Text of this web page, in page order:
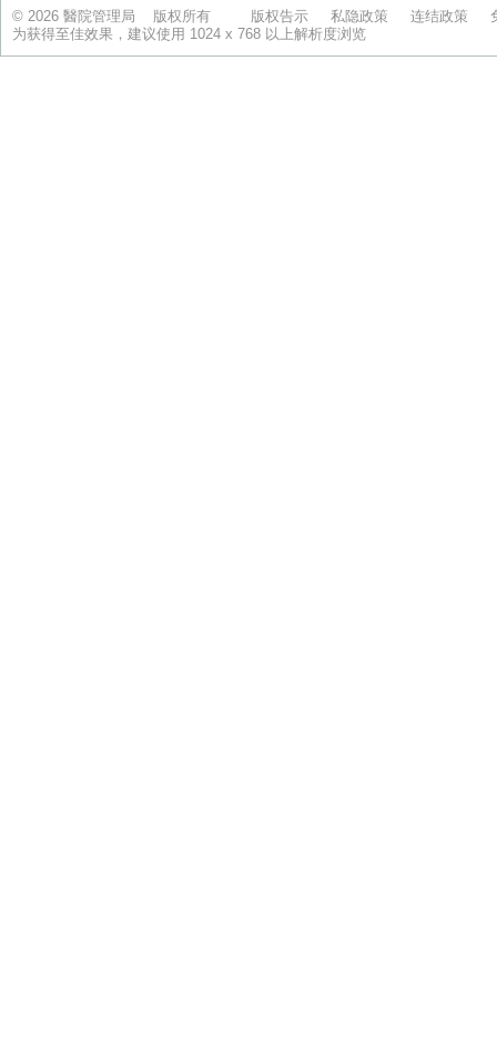
© 2026 醫院管理局 版权所有 版权告示 私隐政策 连结政策
为获得至佳效果，建议使用 1024 x 768 以上解析度浏览